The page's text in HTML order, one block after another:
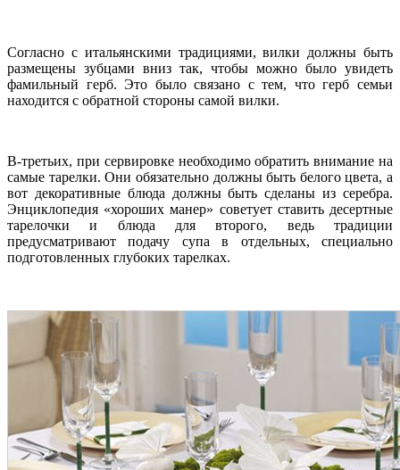
Согласно с итальянскими традициями, вилки должны быть
размещены зубцами вниз так, чтобы можно было увидеть
фамильный герб. Это было связано с тем, что герб семьи
находится с обратной стороны самой вилки.
В-третьих, при сервировке необходимо обратить внимание на
самые тарелки. Они обязательно должны быть белого цвета, а
вот декоративные блюда должны быть сделаны из серебра.
Энциклопедия «хороших манер» советует ставить десертные
тарелочки и блюда для второго, ведь традиции
предусматривают подачу супа в отдельных, специально
подготовленных глубоких тарелках.